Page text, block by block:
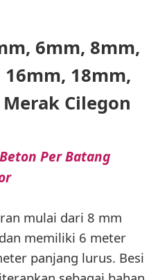
6mm, 8mm,
18mm,
Cilegon
Per Batang
mulai dari 8 mm
memiliki 6 meter
panjang lurus. Besi